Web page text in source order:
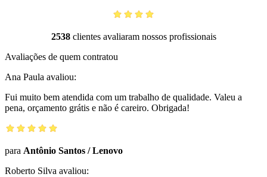
2538clientes avaliaram nossos profissionais
Avaliações de quem contratou
Ana Paula avaliou:
Fui muito bem atendida com um trabalho de qualidade. Valeu a
pena, orçamento grátis e não é careiro. Obrigada!
para Antônio Santos /Lenovo
Roberto Silva avaliou: